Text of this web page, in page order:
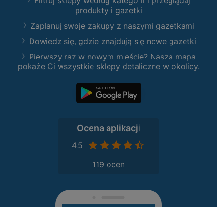
produkty i gazetki
Zaplanuj swoje zakupy z naszymi gazetkami
Dowiedz się, gdzie znajdują się nowe gazetki
Pierwszy raz w nowym mieście? Nasza mapa
pokaże Ci wszystkie sklepy detaliczne w okolicy.
Ocena aplikacji
4,5
119 ocen